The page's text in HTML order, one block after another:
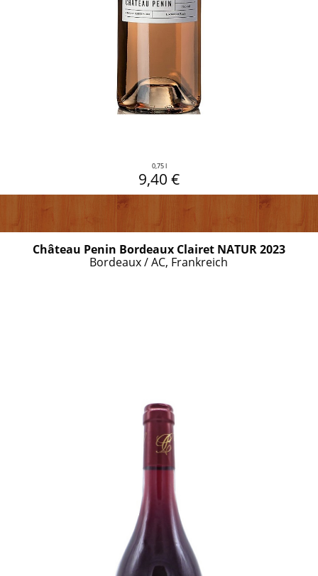
0,75 l
9,40 €
Château Penin Bordeaux Clairet NATUR 2023
Bordeaux / AC, Frankreich